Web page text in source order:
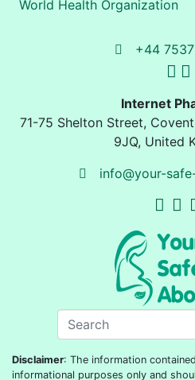
World Health Organization
+44
Internet
71-75 Shelton Street,
9JQ, United
info@your-
Disclaimer: The information
informational purposes only and